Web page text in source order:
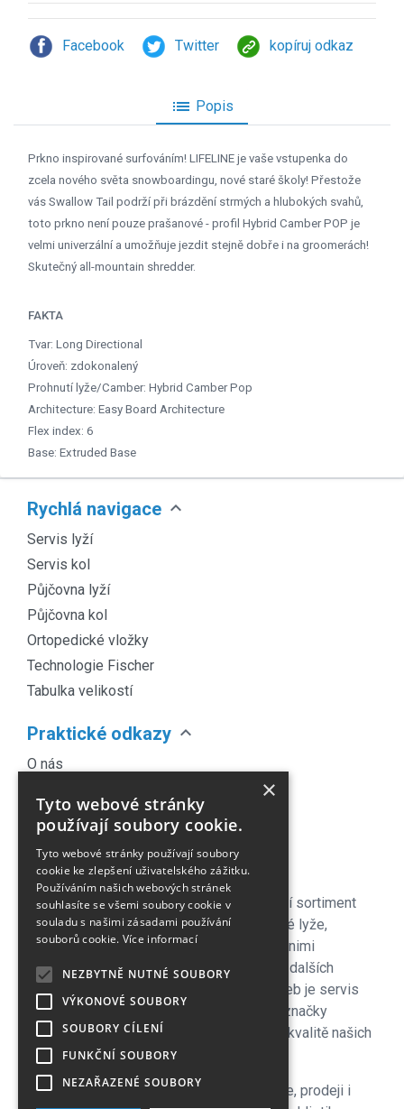
Facebook Twitter kopíruj odkaz
list Popis
Prkno inspirované surfováním! LIFELINE je vaše vstupenka do
zcela nového světa snowboardingu, nové staré školy! Přestože
vás Swallow Tail podrží při brázdění strmých a hlubokých svahů,
toto prkno není pouze prašanové - profil Hybrid Camber POP je
velmi univerzální a umožňuje jezdit stejně dobře i na groomerách!
Skutečný all-mountain shredder.
FAKTA
Tvar: Long Directional
Úroveň: zdokonalený
Prohnutí lyže/Camber: Hybrid Camber Pop
Architecture: Easy Board Architecture
Flex index: 6
Base: Extruded Base
Rychlá navigace expand_more
Servis lyží
Servis kol
Půjčovna lyží
Půjčovna kol
Ortopedické vložky
Technologie Fischer
Tabulka velikostí
Praktické odkazy expand_more
O nás
Obchodní podmínky
Časté dotazy
Kontakt
Pro naše zákazníky je připraven kompletní sortiment
lyžařského vybavení - sjezdové a bežecké lyže,
lyžařské a běžecké boty, snowboardy a s nimi
související vybavení, oblečení a celá řada dalších
doplňků. Důležitou součástí zimních služeb je servis
lyží i snowboardů na špičkových strojích značky
Wintersteiger zkušenými servismeny. Na kvalitě našich
servisů si velmi zakládáme!
V letní sezoně se plně věnujeme cyklistice, prodeji i
×
Tyto webové stránky
používají soubory cookie.
Tyto webové stránky používají soubory
cookie ke zlepšení uživatelského zážitku.
Používáním našich webových stránek
souhlasíte se všemi soubory cookie v
souladu s našimi zásadami používání
souborů cookie. Více informací
NEZBYTNĚ NUTNÉ SOUBORY
VÝKONOVÉ SOUBORY
SOUBORY CÍLENÍ
FUNKČNÍ SOUBORY
NEZAŘAZENÉ SOUBORY